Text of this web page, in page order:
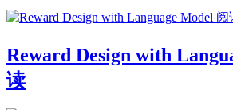
Reward Design with
读